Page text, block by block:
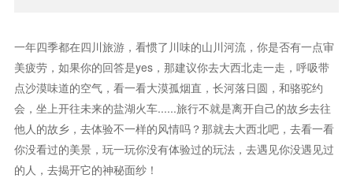
一年四季都在四川旅游，看惯了川味的山川河流，你是否有一点审
美疲劳，如果你的回答是yes，那建议你去大西北走一走，呼吸带
点沙漠味道的空气，看一看大漠孤烟直，长河落日圆，和骆驼约
会，坐上开往未来的盐湖火车......旅行不就是离开自己的故乡去往
他人的故乡，去体验不一样的风情吗？那就去大西北吧，去看一看
你没看过的美景，玩一玩你没有体验过的玩法，去遇见你没遇见过
的人，去揭开它的神秘面纱！